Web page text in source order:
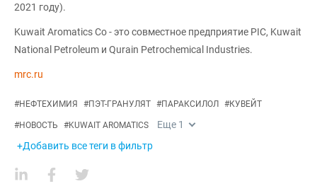
2021 году).
Kuwait Aromatics Co - это совместное предприятие PIC, Kuwait
National Petroleum и Qurain Petrochemical Industries.
mrc.ru
#НЕФТЕХИМИЯ #ПЭТ-ГРАНУЛЯТ #ПАРАКСИЛОЛ #КУВЕЙТ
#НОВОСТЬ #KUWAIT AROMATICS Еще 1
+Добавить все теги в фильтр